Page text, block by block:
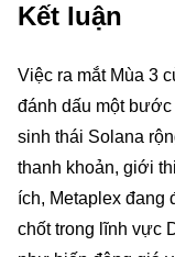
Kết luận
Việc ra mắt Mùa 3
đánh dấu một
sinh thái Solana
thanh khoản, giới
ích, Metaplex đang
chốt trong lĩnh vực